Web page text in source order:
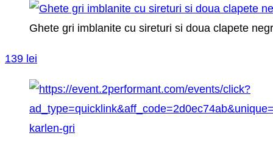
Ghete gri imblanite cu sireturi si doua clapete
139 lei